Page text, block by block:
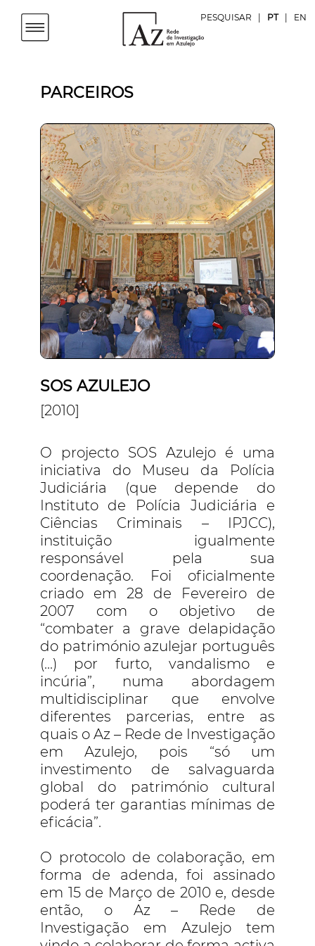
PESQUISAR PT EN
PARCEIROS
SOS AZULEJO
[2010]
O projecto SOS Azulejo é uma
iniciativa do Museu da Polícia
Judiciária (que depende do
Instituto de Polícia Judiciária e
Ciências Criminais – IPJCC),
instituição igualmente
responsável pela sua
coordenação. Foi oficialmente
criado em 28 de Fevereiro de
2007 com o objetivo de
“combater a grave delapidação
do património azulejar português
(...) por furto, vandalismo e
incúria”, numa abordagem
multidisciplinar que envolve
diferentes parcerias, entre as
quais o Az – Rede de Investigação
em Azulejo, pois “só um
investimento de salvaguarda
global do património cultural
poderá ter garantias mínimas de
eficácia”.
O protocolo de colaboração, em
forma de adenda, foi assinado
em 15 de Março de 2010 e, desde
então, o Az – Rede de
Investigação em Azulejo tem